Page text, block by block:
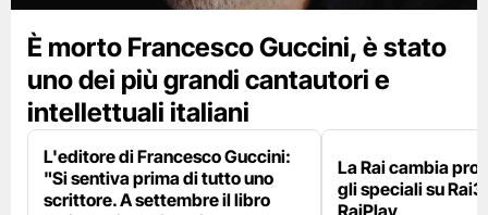
È morto Francesco Guccini, è stato
uno dei più grandi cantautori e
intellettuali italiani
L'editore di Francesco Guccini:
"Si sentiva prima di tutto uno
scrittore. A settembre il libro
La Rai cambia
gli speciali su